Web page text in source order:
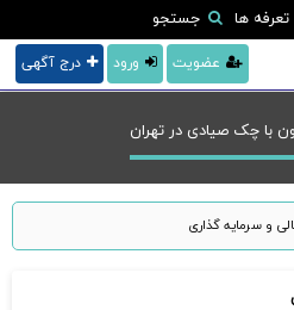
تعرفه ها جستجو
درج آگهی ورود عضویت
و سرمایه گذاری